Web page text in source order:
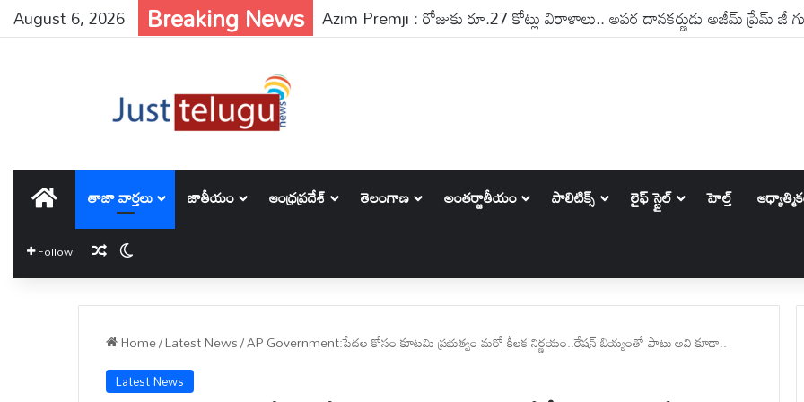
August 6, 2026 Breaking News
తాజా వార్తలు జాతీయం ఆంధ్రప్రదేశ్ తెలంగాణ అంతర్జాతీయం పాలిటిక్స్‌ లైఫ్ స్టైల్ హెల్త్
Follow Random Article
Home/Latest News/AP Government:పేదల కోసం కూటమి ప్రభుత్వం మరో కీలక నిర్ణయం..రేషన్‌ బియ్యంతో పాటు అవి కూడా..
Latest News